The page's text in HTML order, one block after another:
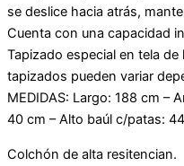
se deslice hacia atrás,
Cuenta con una capacidad
Tapizado especial en tela
tapizados pueden variar
MEDIDAS: Largo: 188 cm –
40 cm – Alto baúl c/patas:
Colchón de alta resitencian.